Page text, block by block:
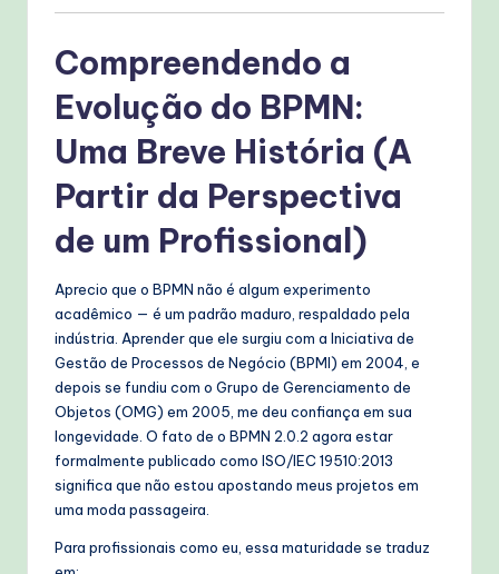
Compreendendo a
Evolução do BPMN:
Uma Breve História (A
Partir da Perspectiva
de um Profissional)
Aprecio que o BPMN não é algum experimento
acadêmico — é um padrão maduro, respaldado pela
indústria. Aprender que ele surgiu com a Iniciativa de
Gestão de Processos de Negócio (BPMI) em 2004, e
depois se fundiu com o Grupo de Gerenciamento de
Objetos (OMG) em 2005, me deu confiança em sua
longevidade. O fato de o BPMN 2.0.2 agora estar
formalmente publicado como ISO/IEC 19510:2013
significa que não estou apostando meus projetos em
uma moda passageira.
Para profissionais como eu, essa maturidade se traduz